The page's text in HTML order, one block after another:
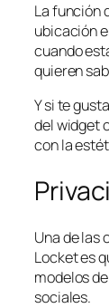
La función
ubicación
cuando
quieren
Y si te
del widget
con la
Una de las
Locket es
modelos
sociales.